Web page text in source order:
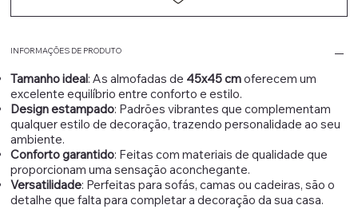
INFORMAÇÕES DE PRODUTO
Tamanho ideal: As almofadas de 45x45 cmoferecem um
excelente equilíbrio entre conforto e estilo.
Design estampado: Padrões vibrantes que complementam
qualquer estilo de decoração, trazendo personalidade ao seu
ambiente.
Conforto garantido: Feitas com materiais de qualidade que
proporcionam uma sensação aconchegante.
Versatilidade: Perfeitas para sofás, camas ou cadeiras, são o
detalhe que falta para completar a decoração da sua casa.